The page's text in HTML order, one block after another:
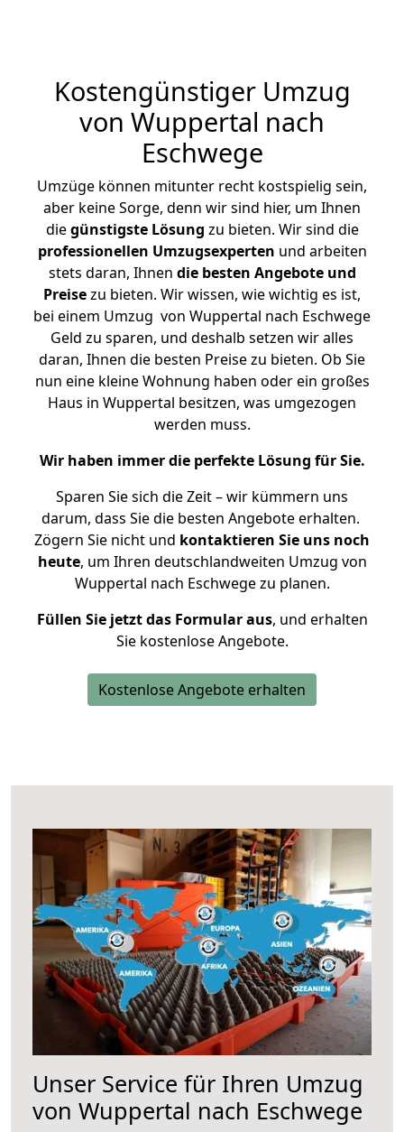
Kostengünstiger Umzug
von Wuppertal nach
Eschwege
Umzüge können mitunter recht kostspielig sein,
aber keine Sorge, denn wir sind hier, um Ihnen
diegünstigste Lösung zu bieten. Wir sind die
professionellen Umzugsexperten und arbeiten
stets daran, Ihnen die besten Angebote und
Preisezu bieten. Wir wissen, wie wichtig es ist,
bei einem Umzug von Wuppertal nach Eschwege
Geld zu sparen, und deshalb setzen wir alles
daran, Ihnen die besten Preise zu bieten. Ob Sie
nun eine kleine Wohnung haben oder ein großes
Haus in Wuppertal besitzen, was umgezogen
werden muss.
Wir haben immer die perfekte Lösung für Sie.
Sparen Sie sich die Zeit – wir kümmern uns
darum, dass Sie die besten Angebote erhalten.
Zögern Sie nicht und kontaktieren Sie uns noch
heute, um Ihren deutschlandweiten Umzug von
Wuppertal nach Eschwege zu planen.
Füllen Sie jetzt das Formular aus, und erhalten
Sie kostenlose Angebote.
Kostenlose Angebote erhalten
Unser Service für Ihren Umzug
von Wuppertal nach Eschwege